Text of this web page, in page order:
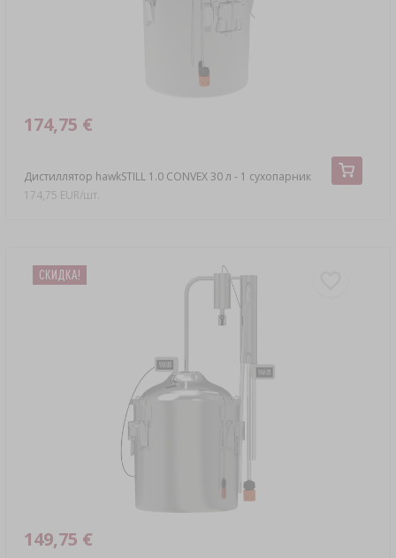
Дистиллятор hawkSTILL 1.0 CONVEX 30 л - 1 сухопарник
174,75 €
174,75 EUR/шт.
СКИДКA!
149,75 €